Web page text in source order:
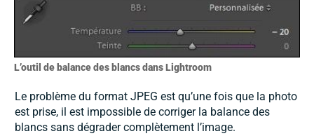
L’outil de balance des blancs dans Lightroom
Le problème du format JPEG est qu’une fois que la photo
est prise, il est impossible de corriger la balance des
blancs sans dégrader complètement l’image.